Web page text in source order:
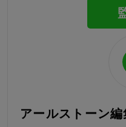
アールストーン編